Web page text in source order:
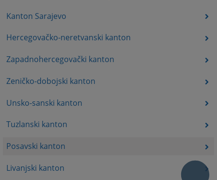
Kanton Sarajevo
Hercegovačko-neretvanski kanton
Zapadnohercegovački kanton
Zeničko-dobojski kanton
Unsko-sanski kanton
Tuzlanski kanton
Posavski kanton
Livanjski kanton